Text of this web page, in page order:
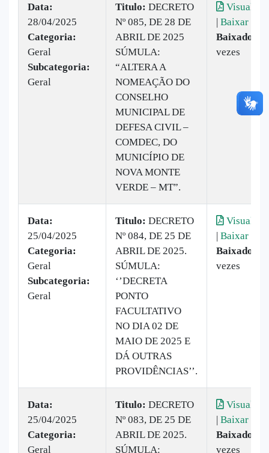
Data:
28/04/2025
Categoria:
Geral
Subcategoria:
Geral
Titulo: DECRETO
Nº 085, DE 28 DE
ABRIL DE 2025
SÚMULA:
“ALTERA A
NOMEAÇÃO DO
CONSELHO
MUNICIPAL DE
DEFESA CIVIL –
COMDEC, DO
MUNICÍPIO DE
NOVA MONTE
VERDE – MT”.
Visualizar
| Baixar
Baixado:
vezes
Data:
25/04/2025
Categoria:
Geral
Subcategoria:
Geral
Titulo: DECRETO
Nº 084, DE 25 DE
ABRIL DE 2025.
SÚMULA:
‘’DECRETA
PONTO
FACULTATIVO
NO DIA 02 DE
MAIO DE 2025 E
DÁ OUTRAS
PROVIDÊNCIAS’’.
Visualizar
| Baixar
Baixado:
vezes
Data:
25/04/2025
Categoria:
Geral
Titulo: DECRETO
Nº 083, DE 25 DE
ABRIL DE 2025.
SÚMULA:
Visualizar
| Baixar
Baixado:
vezes